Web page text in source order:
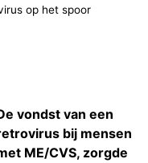
op het spoor
vondst van een
bij mensen
ME/CVS, zorgde